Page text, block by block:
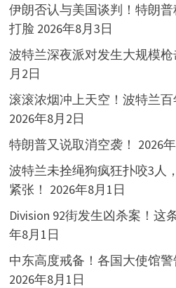
伊朗否认与美国谈判！特朗
打脸 2026年8月3日
波特兰深夜派对发生大规模枪
月2日
滚滚浓烟冲上天空！波特兰百
2026年8月2日
特朗普又说取消空袭！ 2026
波特兰未拴绳狗疯狂扑咬3人
紧张！ 2026年8月1日
Division 92街发生凶杀案！这
年8月1日
中东高度戒备！各国大使馆警
2026年8月1日